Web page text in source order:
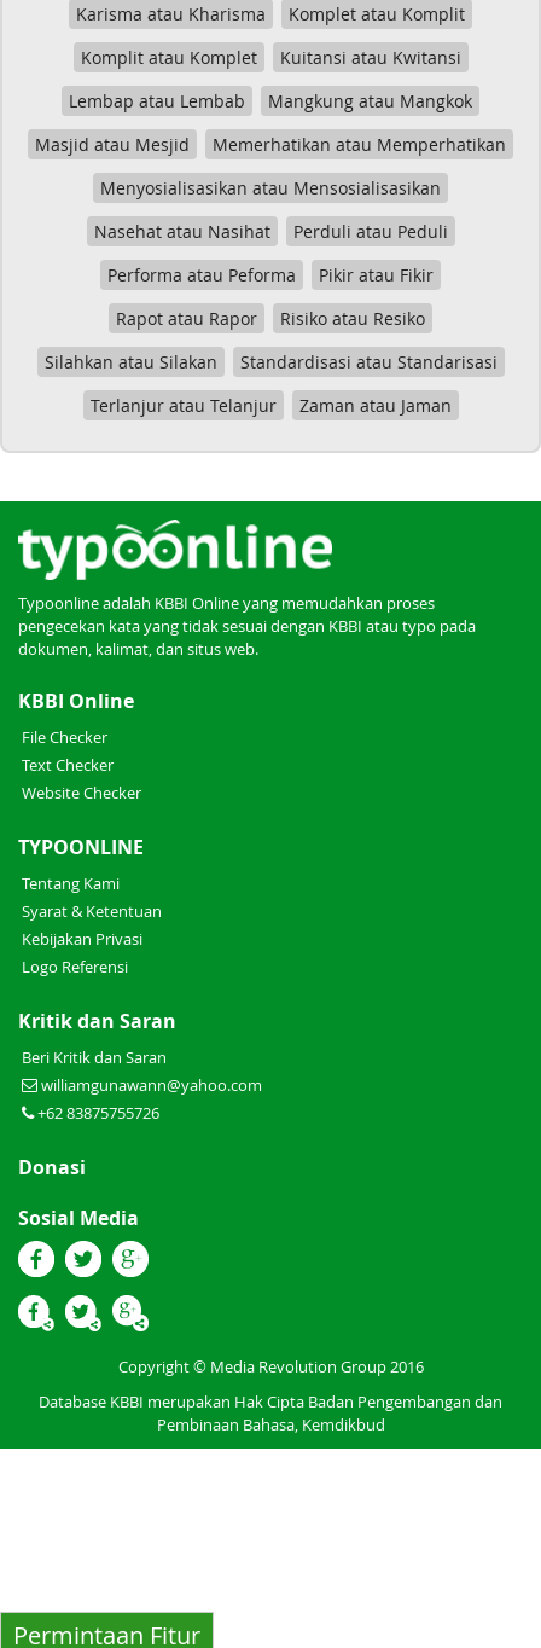
Karisma atau Kharisma
Komplet atau Komplit
Komplit atau Komplet
Kuitansi atau Kwitansi
Lembap atau Lembab
Mangkung atau Mangkok
Masjid atau Mesjid
Memerhatikan atau Memperhatikan
Menyosialisasikan atau Mensosialisasikan
Nasehat atau Nasihat
Perduli atau Peduli
Performa atau Peforma
Pikir atau Fikir
Rapot atau Rapor
Risiko atau Resiko
Silahkan atau Silakan
Standardisasi atau Standarisasi
Terlanjur atau Telanjur
Zaman atau Jaman
Typoonline adalah KBBI Online yang memudahkan proses
pengecekan kata yang tidak sesuai dengan KBBI atau typo pada
dokumen, kalimat, dan situs web.
KBBI Online
File Checker
Text Checker
Website Checker
TYPOONLINE
Tentang Kami
Syarat & Ketentuan
Kebijakan Privasi
Logo Referensi
Kritik dan Saran
Beri Kritik dan Saran
williamgunawann@yahoo.com
+62 83875755726
Donasi
Sosial Media
Permintaan Fitur
Copyright © Media Revolution Group 2016
Database KBBI merupakan Hak Cipta Badan Pengembangan dan
Pembinaan Bahasa, Kemdikbud